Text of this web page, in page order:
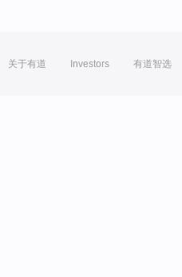
关于有道 Investors 有道智选